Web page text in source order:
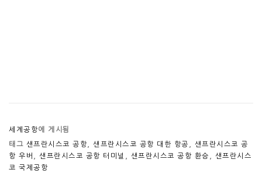
세계공항에 게시됨
태그 샌프란시스코 공항 샌프란시스코 공항 대한 항공
샌프란시스코 공
항 우버
샌프란시스코 공항 터미널 샌프란시스코 공항 환승
샌프란시스
코 국제공항